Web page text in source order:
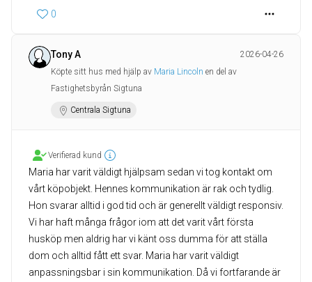
0
Tony A
2026-04-26
Köpte sitt hus med hjälp av Maria Lincoln en del av
Fastighetsbyrån Sigtuna
Centrala Sigtuna
Verifierad kund
Maria har varit väldigt hjälpsam sedan vi tog kontakt om
vårt köpobjekt. Hennes kommunikation är rak och tydlig.
Hon svarar alltid i god tid och är generellt väldigt responsiv.
Vi har haft många frågor iom att det varit vårt första
husköp men aldrig har vi känt oss dumma för att ställa
dom och alltid fått ett svar. Maria har varit väldigt
anpassningsbar i sin kommunikation. Då vi fortfarande är